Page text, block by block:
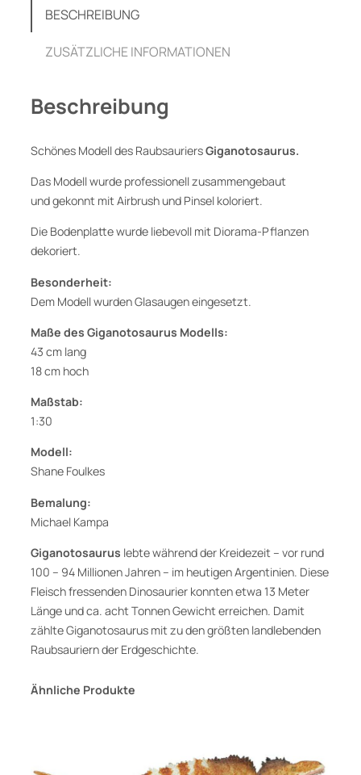
s
u
,
i
n
o
u
r
e
r
M
o
d
l
l
v
o
S
h
a
n
e
F
u
s
BESCHREIBUNG
ZUSÄTZLICHE INFORMATIONEN
Beschreibung
Schönes Modell des RaubsauriersGiganotosaurus.
Das Modell wurde professionell zusammengebaut
und gekonnt mit Airbrush und Pinsel koloriert.
Die Bodenplatte wurde liebevoll mit Diorama-Pflanzen
dekoriert.
Besonderheit:
Dem Modell wurden Glasaugen eingesetzt.
Maße des Giganotosaurus Modells:
43 cm lang
18 cm hoch
Maßstab:
1:30
Modell:
Shane Foulkes
Bemalung:
Michael Kampa
Giganotosaurus lebte während der Kreidezeit – vor rund
100 – 94 Millionen Jahren – im heutigen Argentinien. Diese
Fleisch fressenden Dinosaurier konnten etwa 13 Meter
Länge und ca. acht Tonnen Gewicht erreichen. Damit
zählte Giganotosaurus mit zu den größten landlebenden
Raubsauriern der Erdgeschichte.
Ähnliche Produkte